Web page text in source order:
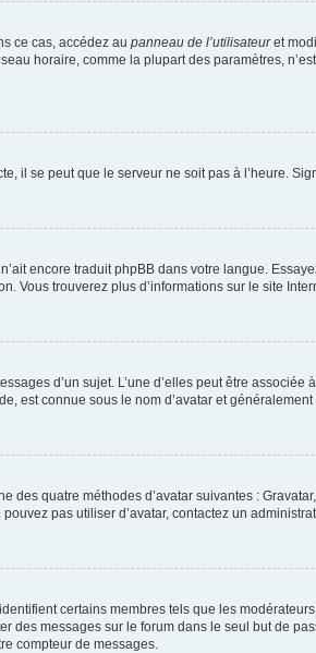
ce cas, accédez au panneau de l’utilisateuret
horaire, comme la plupart des paramètres,
il se peut que le serveur ne soit pas à l’heure.
encore traduit phpBB dans votre langue.
Vous trouverez plus d’informations sur le site
d’un sujet. L’une d’elles peut être
est connue sous le nom d’avatar et
quatre méthodes d’avatar suivantes :
pas utiliser d’avatar, contactez un
certains membres tels que les
des messages sur le forum dans le seul but de
compteur de messages.